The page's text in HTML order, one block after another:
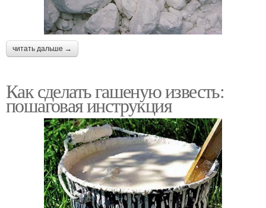
читать дальше →
Как сделать гашеную известь:
пошаговая инструкция